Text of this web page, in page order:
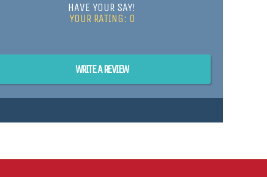
HAVE YOUR SAY!
YOUR RATING: 0
WRITE A REVIEW